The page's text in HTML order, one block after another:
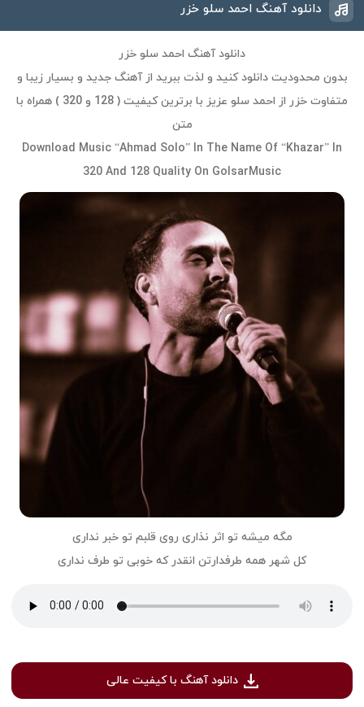
دانلود آهنگ احمد سلو خزر
دانلود آهنگ احمد سلو خزر
بدون محدودیت دانلود کنید و لذت ببرید از آهنگ جدید و بسیار زیبا و
متفاوت خزر از احمد سلو عزیز با برترین کیفیت ( 128 و 320 ) همراه با
متن
Download Music “Ahmad Solo” In The Name Of “Khazar” In
320 And 128 Quality On GolsarMusic
مگه میشه تو اثر نذاری روی قلبم تو خبر نداری
کل شهر همه طرفدارتن انقدر که خوبی تو طرف نداری
دانلود آهنگ با کیفیت عالی